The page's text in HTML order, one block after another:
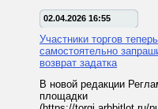
02.04.2026 16:55
Участники торгов
самостоятельно
возврат задатка
В новой редакции
площадки